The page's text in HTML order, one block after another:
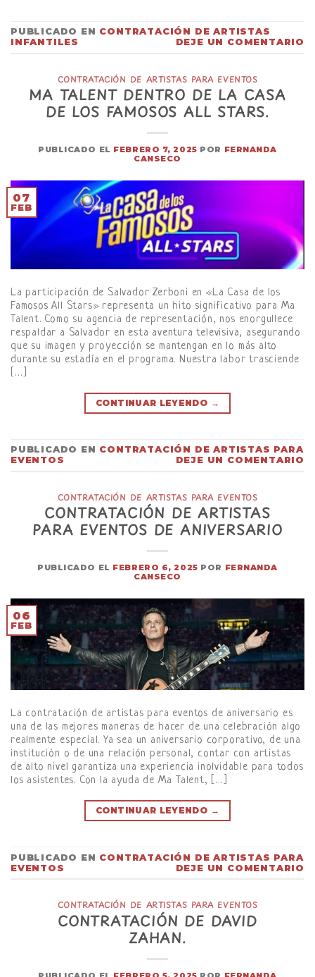
PUBLICADO EN CONTRATACIÓN DE ARTISTAS
INFANTILES
DEJE UN COMENTARIO
CONTRATACIÓN DE ARTISTAS PARA EVENTOS
MA TALENT DENTRO DE LA CASA
DE LOS FAMOSOS ALL STARS.
PUBLICADO EL FEBRERO 7, 2025 POR FERNANDA
CANSECO
07
FEB
La participación de Salvador Zerboni en «La Casa de los
Famosos All Stars» representa un hito significativo para Ma
Talent. Como su agencia de representación, nos enorgullece
respaldar a Salvador en esta aventura televisiva, asegurando
que su imagen y proyección se mantengan en lo más alto
durante su estadía en el programa. Nuestra labor trasciende
[…]
CONTINUAR LEYENDO →
PUBLICADO EN CONTRATACIÓN DE ARTISTAS PARA
EVENTOS
DEJE UN COMENTARIO
CONTRATACIÓN DE ARTISTAS PARA EVENTOS
CONTRATACIÓN DE ARTISTAS
PARA EVENTOS DE ANIVERSARIO
PUBLICADO EL FEBRERO 6, 2025 POR FERNANDA
CANSECO
06
FEB
La contratación de artistas para eventos de aniversario es
una de las mejores maneras de hacer de una celebración algo
realmente especial. Ya sea un aniversario corporativo, de una
institución o de una relación personal, contar con artistas
de alto nivel garantiza una experiencia inolvidable para todos
los asistentes. Con la ayuda de Ma Talent, […]
CONTINUAR LEYENDO →
PUBLICADO EN CONTRATACIÓN DE ARTISTAS PARA
EVENTOS
DEJE UN COMENTARIO
CONTRATACIÓN DE ARTISTAS PARA EVENTOS
CONTRATACIÓN DE DAVID
ZAHAN.